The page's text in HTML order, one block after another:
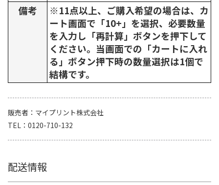
備考
※11点以上、ご購入希望の場合は、カ
ート画面で「10+」を選択、必要数量
を入力し「再計算」ボタンを押下して
ください。当画面での「カートに入れ
る」ボタン押下時の数量選択は1個で
結構です。
販売者
マイプリント株式会社
TEL
0120-710-132
配送情報